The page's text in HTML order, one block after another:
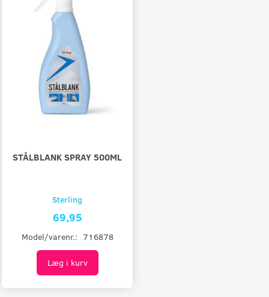
STÅLBLANK SPRAY 500ML
Sterling
69,95
Model/varenr.: 716878
Læg i kurv